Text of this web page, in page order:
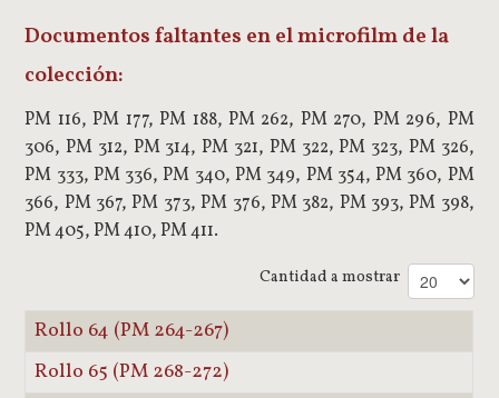
Documentos faltantes en el microfilm de la
colección:
PM 116, PM 177, PM 188, PM 262, PM 270, PM 296, PM
306, PM 312, PM 314, PM 321, PM 322, PM 323, PM 326,
PM 333, PM 336, PM 340, PM 349, PM 354, PM 360, PM
366, PM 367, PM 373, PM 376, PM 382, PM 393, PM 398,
PM 405, PM 410, PM 411.
Cantidad a mostrar
Rollo 64 (PM 264-267)
Rollo 65 (PM 268-272)